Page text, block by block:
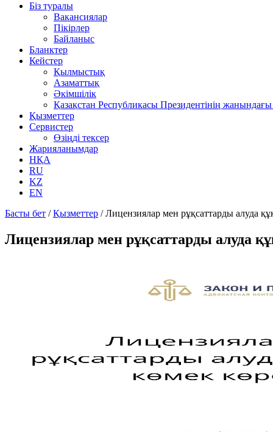
Біз туралы
Вакансиялар
Пікірлер
Байланыс
Бланктер
Кейстер
Қылмыстық
Азаматтық
Әкімшілік
Қазақстан Республикасы Президентінің
Қызметтер
Сервистер
Өзіңді тексер
Жарияланымдар
НҚА
RU
KZ
EN
Басты бет /Қызметтер /Лицензиялар мен рұқсаттарды алуда
Лицензиялар мен рұқсаттарды алуда